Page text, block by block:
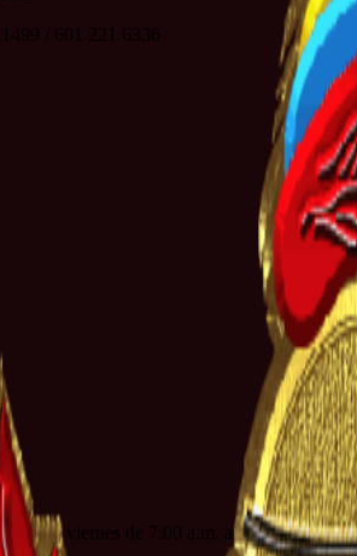
/ 601 221 6336
p.m. y viernes de 7:00 a.m. a 3:00 p.m.